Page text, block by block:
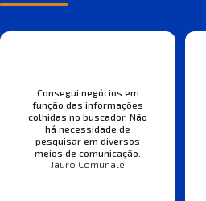
Consegui negócios em
função das informações
colhidas no buscador. Não
há necessidade de
pesquisar em diversos
meios de comunicação.
Jauro Comunale